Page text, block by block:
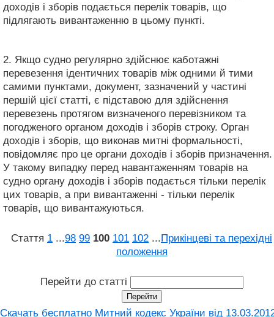
доходів і зборів подається перелік товарів, що
підлягають вивантаженню в цьому пункті.
2. Якщо судно регулярно здійснює каботажні
перевезення ідентичних товарів між одними й тими
самими пунктами, документ, зазначений у частині
першій цієї статті, є підставою для здійснення
перевезень протягом визначеного перевізником та
погодженого органом доходів і зборів строку. Орган
доходів і зборів, що виконав митні формальності,
повідомляє про це органи доходів і зборів призначення.
У такому випадку перед навантаженням товарів на
судно органу доходів і зборів подається тільки перелік
цих товарів, а при вивантаженні - тільки перелік
товарів, що вивантажуються.
Стаття 1 ...98 99 100 101 102 ...Прикінцеві та перехідні
положення
Перейти до статті
Скачать бесплатно Митний кодекс України від